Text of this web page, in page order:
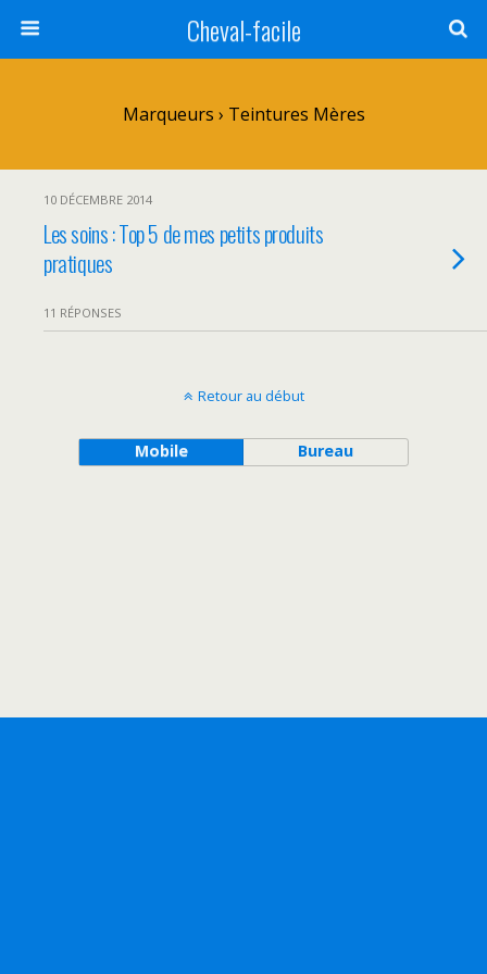
Cheval-facile
Marqueurs › Teintures Mères
10 DÉCEMBRE 2014
Les soins : Top 5 de mes petits produits
pratiques
11 RÉPONSES
Retour au début
Mobile Bureau